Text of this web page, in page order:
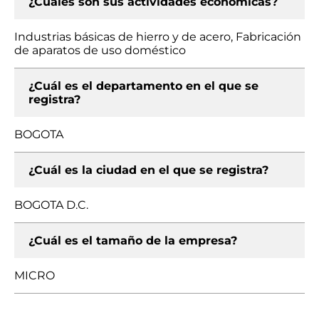
Industrias básicas de hierro y de acero, Fabricación
de aparatos de uso doméstico
¿Cuál es el departamento en el que se
registra?
BOGOTA
¿Cuál es la ciudad en el que se registra?
BOGOTA D.C.
¿Cuál es el tamaño de la empresa?
MICRO